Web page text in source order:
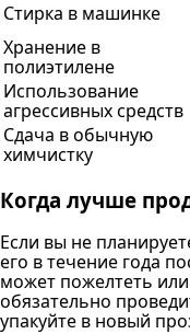
Стирка в машинке
Хранение в
полиэтилене
Использование
агрессивных средств
Сдача в обычную
химчистку
Когда лучше
Если вы не
его в течение года
может пожелтеть
обязательно
упакуйте в новый